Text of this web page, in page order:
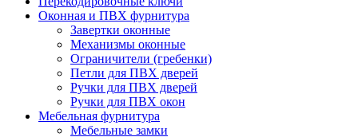
Оконная и ПВХ фурнитура
Завертки оконные
Механизмы оконные
Ограничители (гребенки)
Петли для ПВХ дверей
Ручки для ПВХ дверей
Ручки для ПВХ окон
Мебельная фурнитура
Мебельные замки